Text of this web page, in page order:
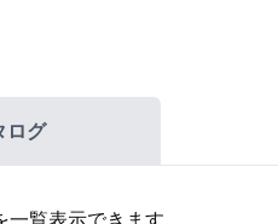
ログ
覧表示できます。